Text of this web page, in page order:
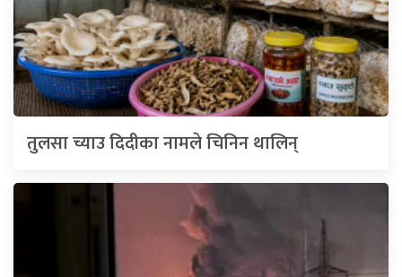
तुलसा च्याउ दिदीका नामले चिनिन थालिन्